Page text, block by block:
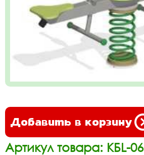
Добавить в корзину
Артикул товара: КБL-06